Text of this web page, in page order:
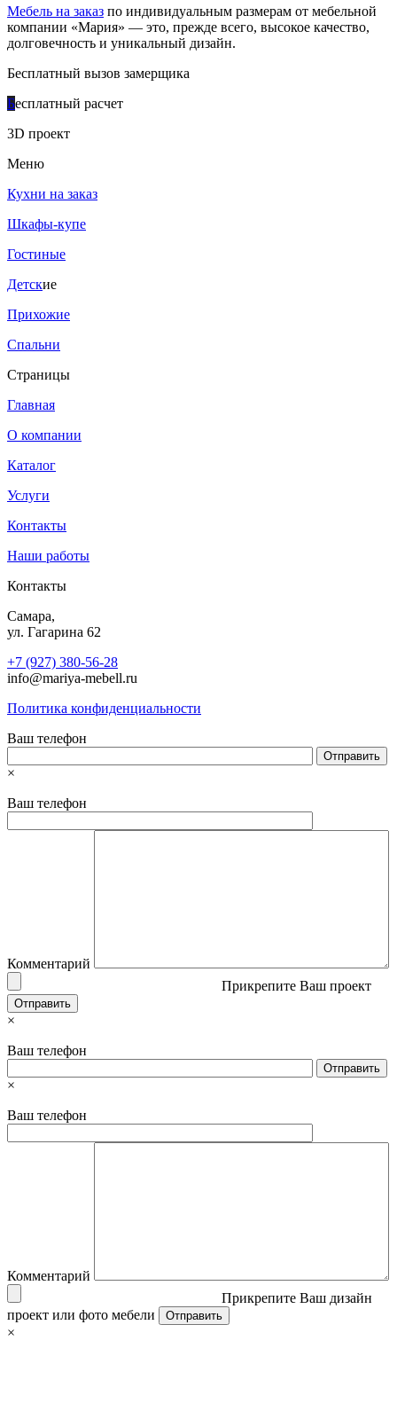
Мебель на заказ по индивидуальным размерам от мебельной
компании «Мария» — это, прежде всего, высокое качество,
долговечность и уникальный дизайн.
Бесплатный вызов замерщика
Бесплатный расчет
3D проект
Меню
Кухни на заказ
Шкафы-купе
Гостиные
Детские
Прихожие
Спальни
Страницы
Главная
О компании
Каталог
Услуги
Контакты
Наши работы
Контакты
Самара,
ул. Гагарина 62
+7 (927) 380-56-28
info@mariya-mebell.ru
Политика конфиденциальности
Ваш телефон
×
Ваш телефон
Комментарий
Прикрепите Ваш проект
×
Ваш телефон
×
Ваш телефон
Комментарий
Прикрепите Ваш дизайн
проект или фото мебели
×